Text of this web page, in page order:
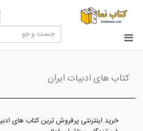
کتاب های ادبیات ایران
خرید اینترنتی پرفروش ترین کتاب های